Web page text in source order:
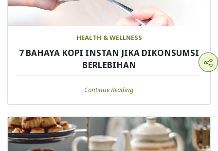
HEALTH & WELLNESS
7 BAHAYA KOPI INSTAN JIKA DIKONSUMSI
BERLEBIHAN
Continue Reading